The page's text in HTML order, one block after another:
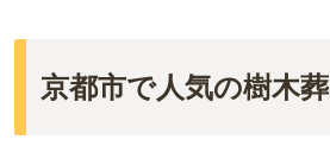
京都市で人気の樹木葬